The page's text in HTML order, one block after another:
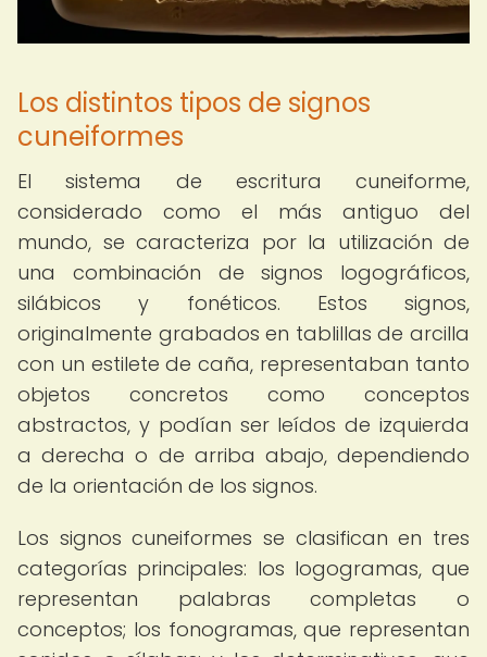
Los distintos tipos de signos
cuneiformes
El sistema de escritura cuneiforme,
considerado como el más antiguo del
mundo, se caracteriza por la utilización de
una combinación de signos logográficos,
silábicos y fonéticos. Estos signos,
originalmente grabados en tablillas de arcilla
con un estilete de caña, representaban tanto
objetos concretos como conceptos
abstractos, y podían ser leídos de izquierda
a derecha o de arriba abajo, dependiendo
de la orientación de los signos.
Los signos cuneiformes se clasifican en tres
categorías principales: los logogramas, que
representan palabras completas o
conceptos; los fonogramas, que representan